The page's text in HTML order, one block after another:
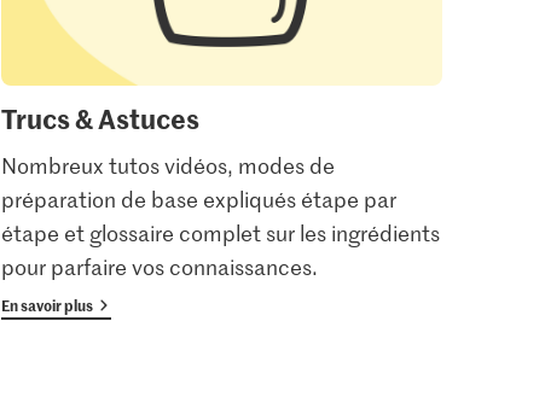
Trucs & Astuces
Nombreux tutos vidéos, modes de
préparation de base expliqués étape par
étape et glossaire complet sur les ingrédients
pour parfaire vos connaissances.
En savoir plus